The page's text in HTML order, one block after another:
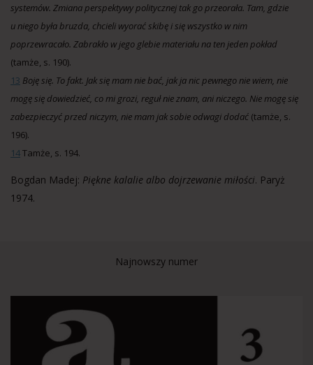
systemów. Zmiana perspektywy politycznej tak go przeorała. Tam, gdzie
u niego była bruzda, chcieli wyorać skibę i się wszystko w nim
poprzewracało. Zabrakło w jego glebie materiału na ten jeden pokład
(tamże, s. 190).
13 Boję się. To fakt. Jak się mam nie bać, jak ja nic pewnego nie wiem, nie
mogę się dowiedzieć, co mi grozi, reguł nie znam, ani niczego. Nie mogę się
zabezpieczyć przed niczym, nie mam jak sobie odwagi dodać (tamże, s.
196).
14Tamże, s. 194.
Bogdan Madej: Piękne kalalie albo dojrzewanie miłości. Paryż
1974.
Najnowszy numer